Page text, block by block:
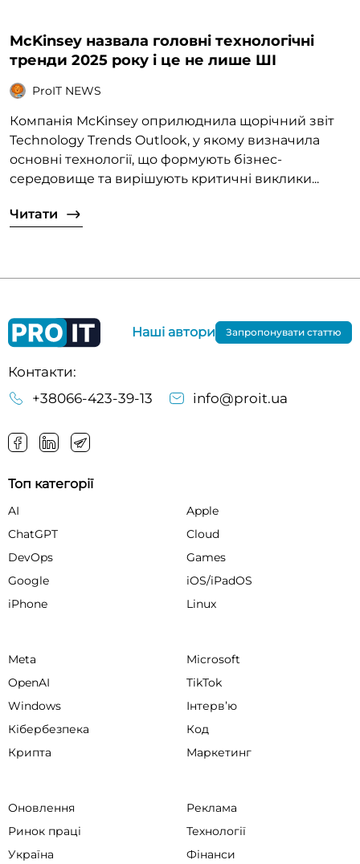
McKinsey назвала головні технологічні
тренди 2025 року і це не лише ШІ
ProIT NEWS
Компанія McKinsey оприлюднила щорічний звіт
Technology Trends Outlook, у якому визначила
основні технології, що формують бізнес-
середовище та вирішують критичні виклики...
Читати
Контакти:
+38066-423-39-13
info@proit.ua
Наші автори Запропонувати статтю
Топ категорії
AI
Apple
ChatGPT
Cloud
DevOps
Games
Google
iOS/iPadOS
iPhone
Linux
Meta
Microsoft
OpenAI
TikTok
Windows
Інтервʼю
Кібербезпека
Код
Крипта
Маркетинг
Оновлення
Реклама
Ринок праці
Технології
Україна
Фінанси